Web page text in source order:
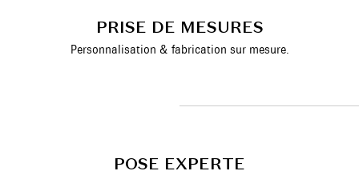
PRISE DE MESURES
Personnalisation & fabrication sur mesure.
POSE EXPERTE